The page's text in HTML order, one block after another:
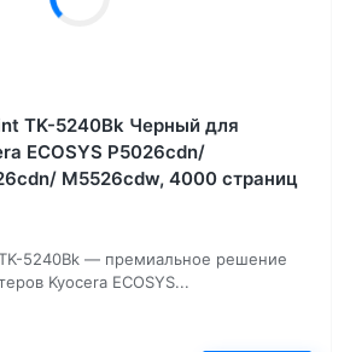
TK-5240Bk Черный для
ECOSYS P5026cdn/
M5526cdw, 4000 страниц
5240Bk — премиальное решение
Kyocera ECOSYS...